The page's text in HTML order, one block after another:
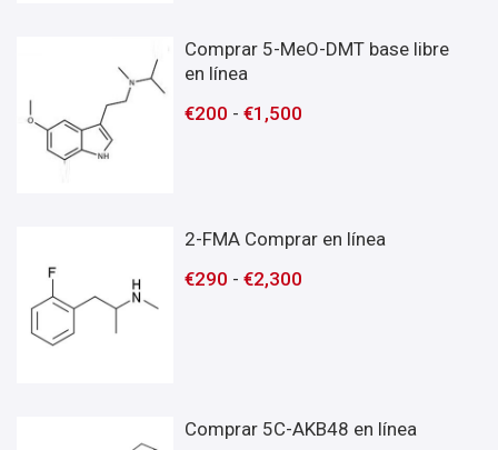
Comprar 5-MeO-DMT base libre
en línea
€200 -€1,500
2-FMA Comprar en línea
€290 -€2,300
Comprar 5C-AKB48 en línea